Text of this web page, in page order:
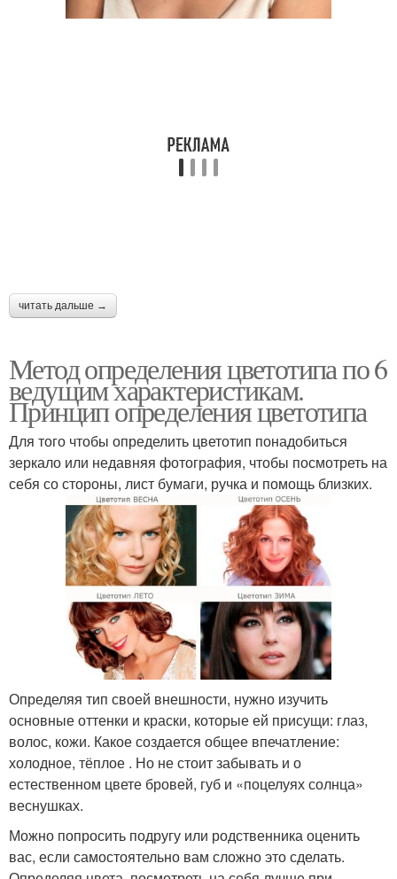
читать дальше →
Метод определения цветотипа по 6
ведущим характеристикам.
Принцип определения цветотипа
Для того чтобы определить цветотип понадобиться
зеркало или недавняя фотография, чтобы посмотреть на
себя со стороны, лист бумаги, ручка и помощь близких.
Определяя тип своей внешности, нужно изучить
основные оттенки и краски, которые ей присущи: глаз,
волос, кожи. Какое создается общее впечатление:
холодное, тёплое . Но не стоит забывать и о
естественном цвете бровей, губ и «поцелуях солнца»
веснушках.
Можно попросить подругу или родственника оценить
вас, если самостоятельно вам сложно это сделать.